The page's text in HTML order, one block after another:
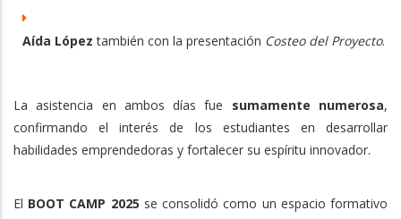
Aída López también con la presentación Costeo del Proyecto.
La asistencia en ambos días fue sumamente numerosa,
confirmando el interés de los estudiantes en desarrollar
habilidades emprendedoras y fortalecer su espíritu innovador.
El BOOT CAMP 2025 se consolidó como un espacio formativo